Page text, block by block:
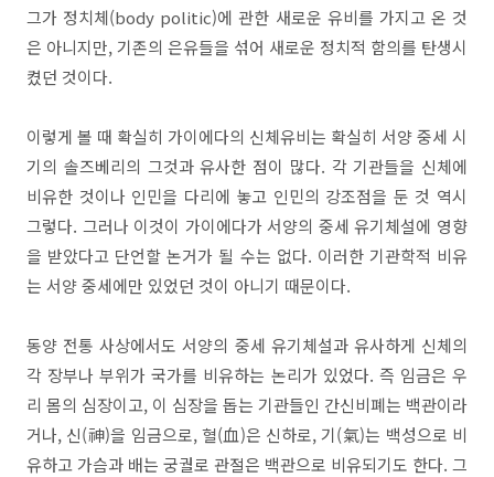
그가 정치체(body politic)에 관한 새로운 유비를 가지고 온 것
은 아니지만, 기존의 은유들을 섞어 새로운 정치적 함의를 탄생시
켰던 것이다.
이렇게 볼 때 확실히 가이에다의 신체유비는 확실히 서양 중세 시
기의 솔즈베리의 그것과 유사한 점이 많다. 각 기관들을 신체에
비유한 것이나 인민을 다리에 놓고 인민의 강조점을 둔 것 역시
그렇다. 그러나 이것이 가이에다가 서양의 중세 유기체설에 영향
을 받았다고 단언할 논거가 될 수는 없다. 이러한 기관학적 비유
는 서양 중세에만 있었던 것이 아니기 때문이다.
동양 전통 사상에서도 서양의 중세 유기체설과 유사하게 신체의
각 장부나 부위가 국가를 비유하는 논리가 있었다. 즉 임금은 우
리 몸의 심장이고, 이 심장을 돕는 기관들인 간신비폐는 백관이라
거나, 신(神)을 임금으로, 혈(血)은 신하로, 기(氣)는 백성으로 비
유하고 가슴과 배는 궁궐로 관절은 백관으로 비유되기도 한다. 그